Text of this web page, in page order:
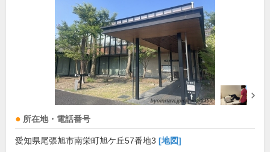
所在地・電話番号
愛知県尾張旭市南栄町旭ケ丘57番地3 [地図]